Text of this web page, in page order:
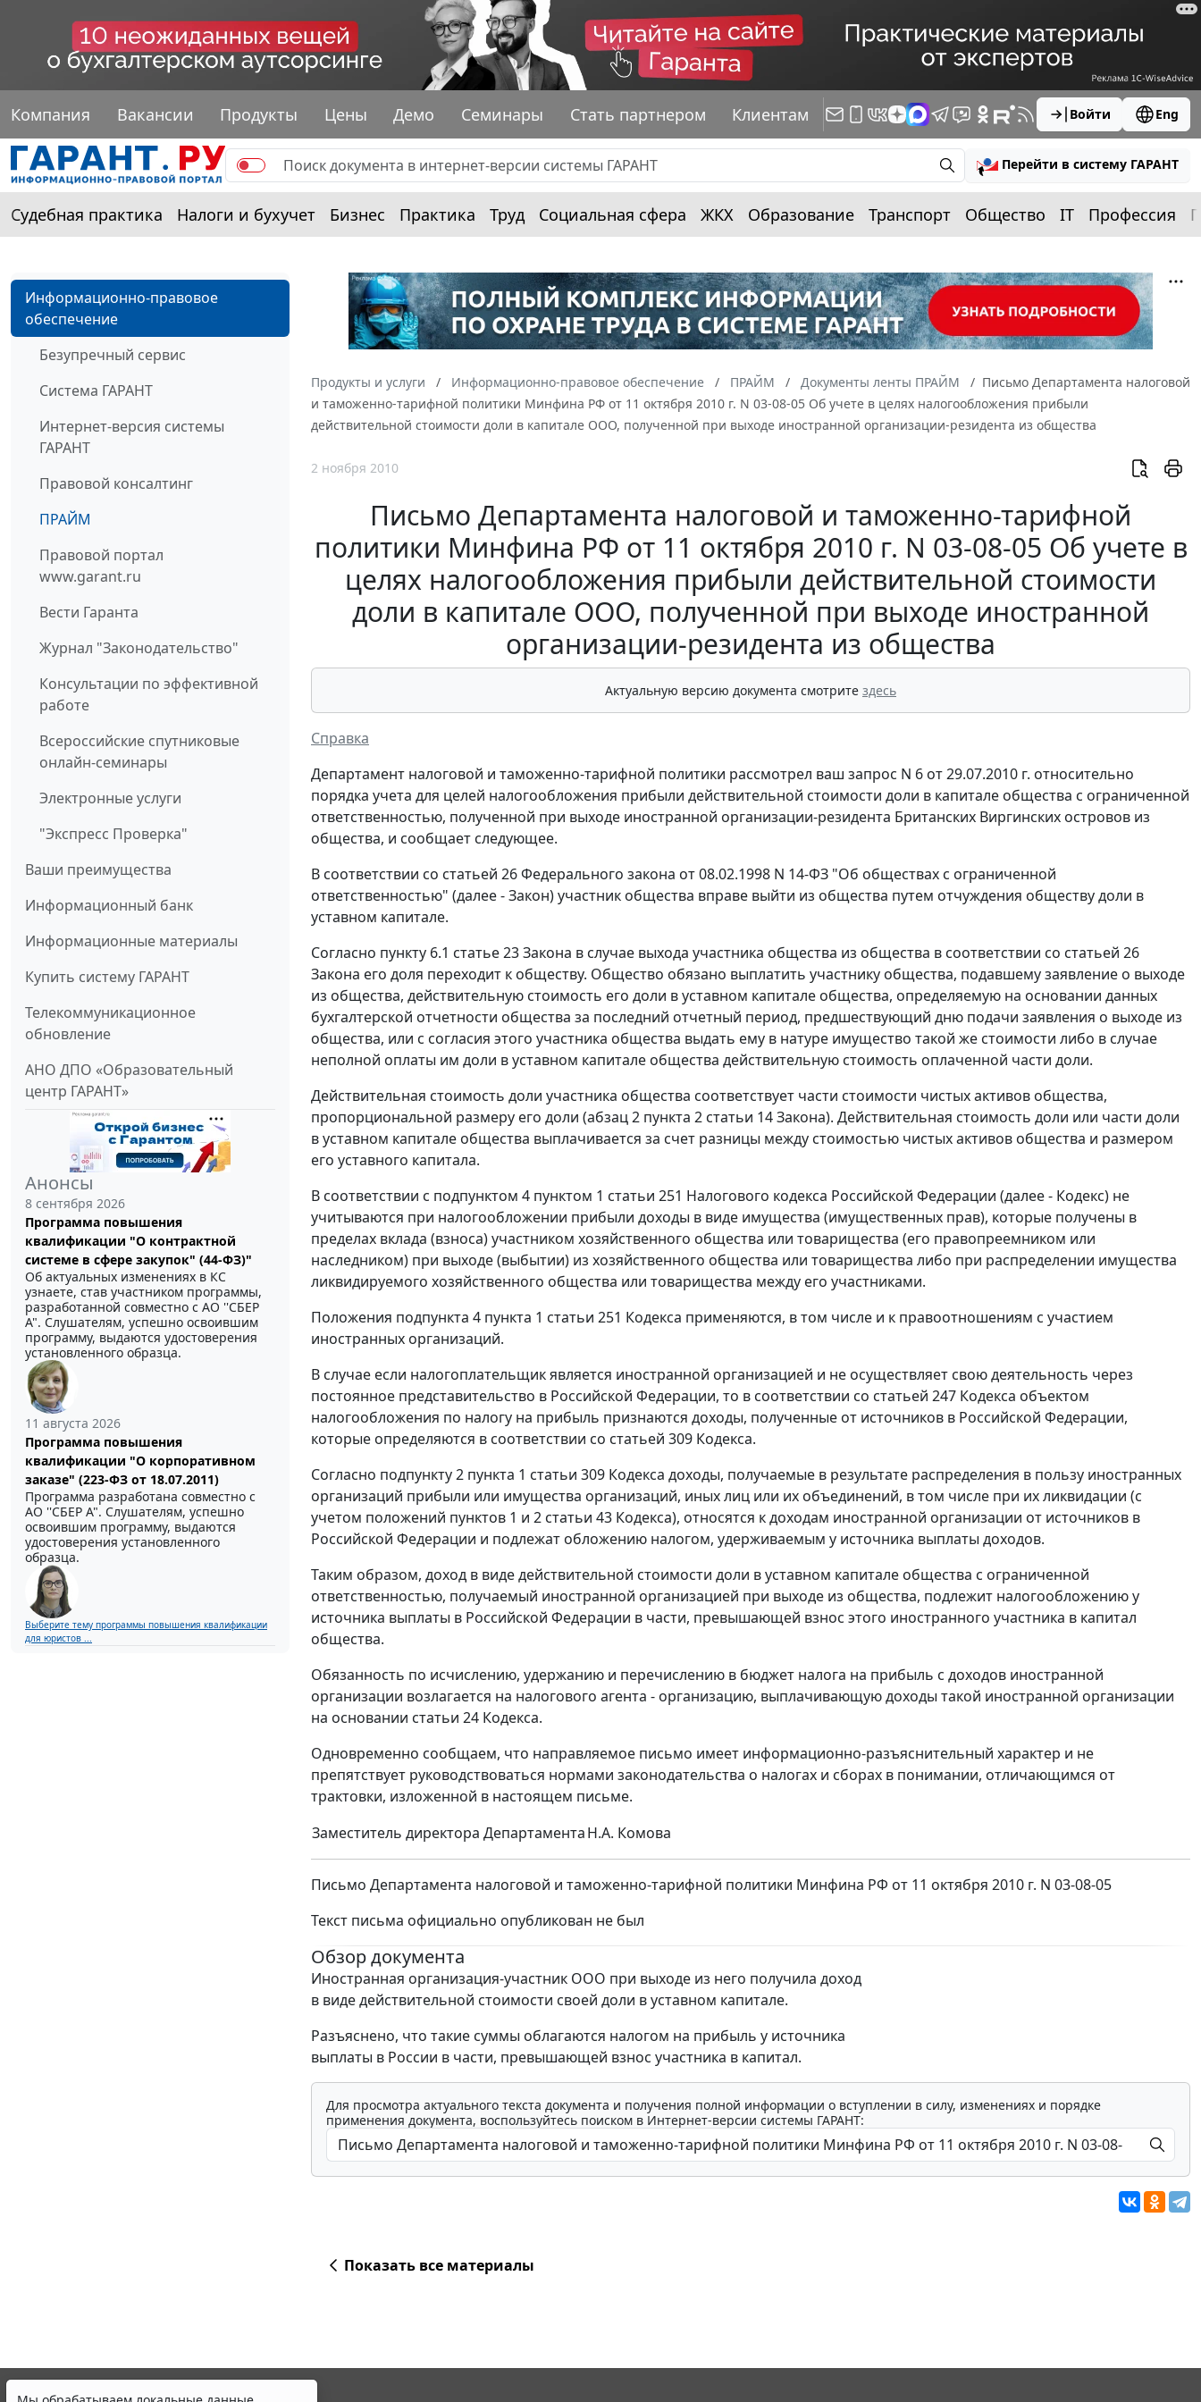
Компания Вакансии Продукты Цены Демо Семинары Стать партнером Клиентам Войти Eng
Перейти в систему ГАРАНТ
Судебная практика Налоги и бухучет Бизнес Практика Труд Социальная сфера ЖКХ Образование Транспорт Общество IT Профессия
Информационно-правовое
обеспечение
Безупречный сервис
Система ГАРАНТ
Интернет-версия системы
ГАРАНТ
Правовой консалтинг
ПРАЙМ
Правовой портал
www.garant.ru
Вести Гаранта
Журнал "Законодательство"
Консультации по эффективной
работе
Всероссийские спутниковые
онлайн-семинары
Электронные услуги
"Экспресс Проверка"
Ваши преимущества
Информационный банк
Информационные материалы
Купить систему ГАРАНТ
Телекоммуникационное
обновление
АНО ДПО «Образовательный
центр ГАРАНТ»
Анонсы
8 сентября 2026
Программа повышения
квалификации "О контрактной
системе в сфере закупок" (44-ФЗ)"
Об актуальных изменениях в КС
узнаете, став участником программы,
разработанной совместно с АО ''СБЕР
А". Слушателям, успешно освоившим
программу, выдаются удостоверения
установленного образца.
11 августа 2026
Программа повышения
квалификации "О корпоративном
заказе" (223-ФЗ от 18.07.2011)
Программа разработана совместно с
АО ''СБЕР А". Слушателям, успешно
освоившим программу, выдаются
удостоверения установленного
образца.
Выберите тему программы повышения квалификации
для юристов ...
Продукты и услуги Информационно-правовое обеспечение ПРАЙМ Документы ленты ПРАЙМ
Письмо Департамента налоговой
и таможенно-тарифной политики Минфина РФ от 11 октября 2010 г. N 03-08-05 Об учете в целях налогообложения прибыли
действительной стоимости доли в капитале ООО, полученной при выходе иностранной организации-резидента из общества
2 ноября 2010
Письмо Департамента налоговой и таможенно-тарифной
политики Минфина РФ от 11 октября 2010 г. N 03-08-05 Об учете в
целях налогообложения прибыли действительной стоимости
доли в капитале ООО, полученной при выходе иностранной
организации-резидента из общества
Актуальную версию документа смотрите здесь
Справка
Департамент налоговой и таможенно-тарифной политики рассмотрел ваш запрос N 6 от 29.07.2010 г. относительно
порядка учета для целей налогообложения прибыли действительной стоимости доли в капитале общества с ограниченной
ответственностью, полученной при выходе иностранной организации-резидента Британских Виргинских островов из
общества, и сообщает следующее.
В соответствии со статьей 26 Федерального закона от 08.02.1998 N 14-ФЗ "Об обществах с ограниченной
ответственностью" (далее - Закон) участник общества вправе выйти из общества путем отчуждения обществу доли в
уставном капитале.
Согласно пункту 6.1 статье 23 Закона в случае выхода участника общества из общества в соответствии со статьей 26
Закона его доля переходит к обществу. Общество обязано выплатить участнику общества, подавшему заявление о выходе
из общества, действительную стоимость его доли в уставном капитале общества, определяемую на основании данных
бухгалтерской отчетности общества за последний отчетный период, предшествующий дню подачи заявления о выходе из
общества, или с согласия этого участника общества выдать ему в натуре имущество такой же стоимости либо в случае
неполной оплаты им доли в уставном капитале общества действительную стоимость оплаченной части доли.
Действительная стоимость доли участника общества соответствует части стоимости чистых активов общества,
пропорциональной размеру его доли (абзац 2 пункта 2 статьи 14 Закона). Действительная стоимость доли или части доли
в уставном капитале общества выплачивается за счет разницы между стоимостью чистых активов общества и размером
его уставного капитала.
В соответствии с подпунктом 4 пунктом 1 статьи 251 Налогового кодекса Российской Федерации (далее - Кодекс) не
учитываются при налогообложении прибыли доходы в виде имущества (имущественных прав), которые получены в
пределах вклада (взноса) участником хозяйственного общества или товарищества (его правопреемником или
наследником) при выходе (выбытии) из хозяйственного общества или товарищества либо при распределении имущества
ликвидируемого хозяйственного общества или товарищества между его участниками.
Положения подпункта 4 пункта 1 статьи 251 Кодекса применяются, в том числе и к правоотношениям с участием
иностранных организаций.
В случае если налогоплательщик является иностранной организацией и не осуществляет свою деятельность через
постоянное представительство в Российской Федерации, то в соответствии со статьей 247 Кодекса объектом
налогообложения по налогу на прибыль признаются доходы, полученные от источников в Российской Федерации,
которые определяются в соответствии со статьей 309 Кодекса.
Согласно подпункту 2 пункта 1 статьи 309 Кодекса доходы, получаемые в результате распределения в пользу иностранных
организаций прибыли или имущества организаций, иных лиц или их объединений, в том числе при их ликвидации (с
учетом положений пунктов 1 и 2 статьи 43 Кодекса), относятся к доходам иностранной организации от источников в
Российской Федерации и подлежат обложению налогом, удерживаемым у источника выплаты доходов.
Таким образом, доход в виде действительной стоимости доли в уставном капитале общества с ограниченной
ответственностью, получаемый иностранной организацией при выходе из общества, подлежит налогообложению у
источника выплаты в Российской Федерации в части, превышающей взнос этого иностранного участника в капитал
общества.
Обязанность по исчислению, удержанию и перечислению в бюджет налога на прибыль с доходов иностранной
организации возлагается на налогового агента - организацию, выплачивающую доходы такой иностранной организации
на основании статьи 24 Кодекса.
Одновременно сообщаем, что направляемое письмо имеет информационно-разъяснительный характер и не
препятствует руководствоваться нормами законодательства о налогах и сборах в понимании, отличающимся от
трактовки, изложенной в настоящем письме.
Заместитель директора ДепартаментаН.А. Комова
Письмо Департамента налоговой и таможенно-тарифной политики Минфина РФ от 11 октября 2010 г. N 03-08-05
Текст письма официально опубликован не был
Обзор документа
Иностранная организация-участник ООО при выходе из него получила доход
в виде действительной стоимости своей доли в уставном капитале.
Разъяснено, что такие суммы облагаются налогом на прибыль у источника
выплаты в России в части, превышающей взнос участника в капитал.
Для просмотра актуального текста документа и получения полной информации о вступлении в силу, изменениях и порядке
применения документа, воспользуйтесь поиском в Интернет-версии системы ГАРАНТ:
Показать все материалы